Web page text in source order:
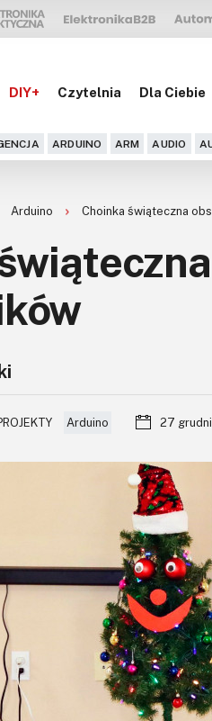
DIY+ Czytelnia Dla Ciebie
ARDUINO ARM AUDIO
Arduino Choinka świąteczna
Arduino 27